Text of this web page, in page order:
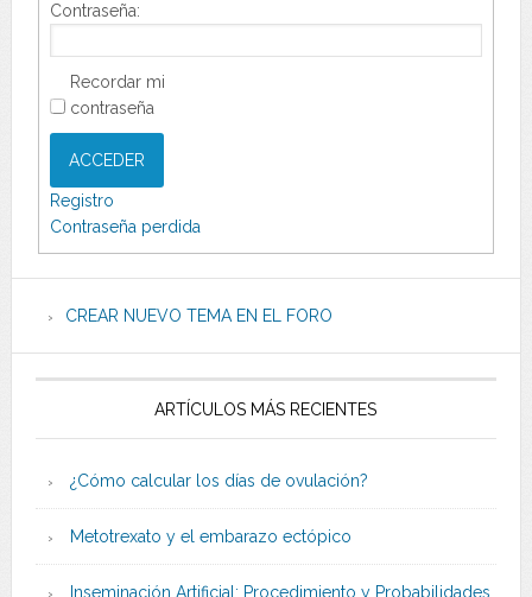
Contraseña:
Recordar mi
contraseña
ACCEDER
Registro
Contraseña perdida
CREAR NUEVO TEMA EN EL FORO
ARTÍCULOS MÁS RECIENTES
¿Cómo calcular los días de ovulación?
Metotrexato y el embarazo ectópico
Inseminación Artificial: Procedimiento y Probabilidades